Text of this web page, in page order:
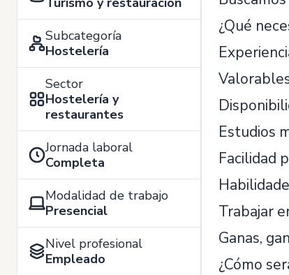
Subcategoría
Hostelería
Sector
Hostelería y
restaurantes
Jornada laboral
Completa
Modalidad de trabajo
Presencial
Nivel profesional
Empleado
¿Qué
Estudios
Facilidad
Trabajar
Ganas,
¿Cómo